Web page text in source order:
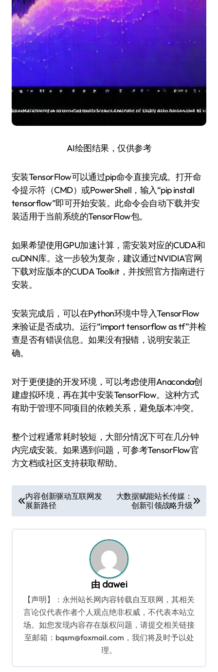
AI绘图结果，仅供参考
安装TensorFlow可以通过pip命令直接完成。打开命
令提示符（CMD）或PowerShell，输入“pip install
tensorflow”即可开始安装。此命令会自动下载并安
装适用于当前系统的TensorFlow包。
如果希望使用GPU加速计算，需安装对应的CUDA和
cuDNN库。这一步较为复杂，建议通过NVIDIA官网
下载对应版本的CUDA Toolkit，并按照官方指南进行
安装。
安装完成后，可以在Python环境中导入TensorFlow
来验证是否成功。运行“import tensorflow as tf”并检
查是否有错误信息。如果没有报错，说明安装正
确。
对于更便捷的开发环境，可以考虑使用Anaconda创
建虚拟环境，再在其中安装TensorFlow。这种方式
有助于管理不同项目的依赖关系，避免版本冲突。
整个过程通常耗时较短，大部分情况下可在几分钟
内完成安装。如果遇到问题，可参考TensorFlow官
方文档或社区支持获取帮助。
章
导
内容创新驱动互联网发
展新路径
大数据赋能站长传媒：
创新引领战略升级
由 dawei
【声明】：永州站长网内容转载自互联网，其相关
言论仅代表作者个人观点绝非权威，不代表本站立
场。如您发现内容存在版权问题，请提交相关链接
至邮箱：bqsm@foxmail.com，我们将及时予以处
理。